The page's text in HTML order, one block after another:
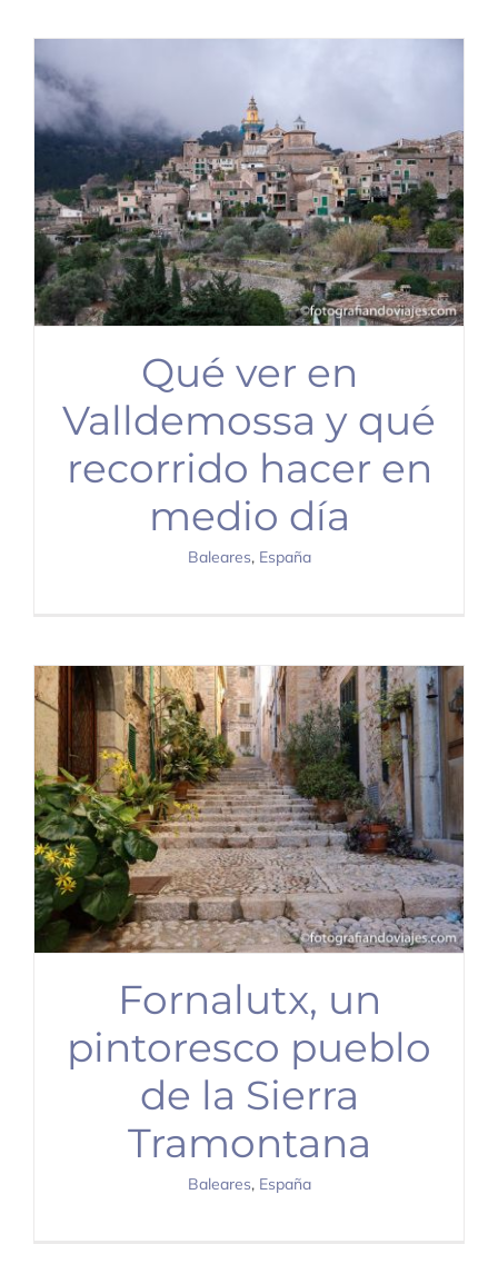
Qué ver en
Valldemossa y qué
recorrido hacer en
medio día
Baleares, España
Fornalutx, un
pintoresco pueblo
de la Sierra
Tramontana
Baleares, España